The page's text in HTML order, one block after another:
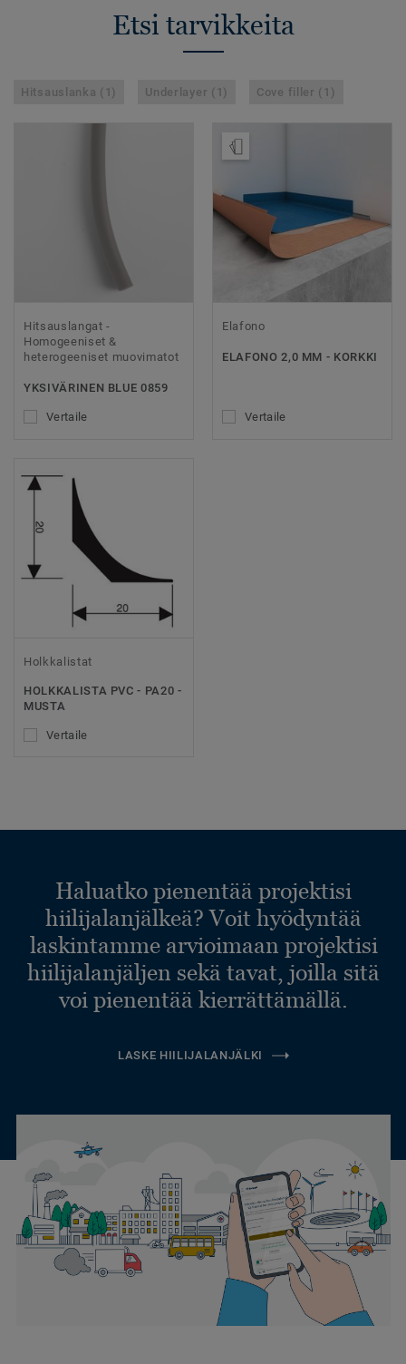
Etsi tarvikkeita
Hitsauslanka (1) Underlayer (1) Cove filler (1)
Hitsauslangat -
Homogeeniset &
heterogeeniset muovimatot
YKSIVÄRINEN BLUE 0859
Vertaile
Elafono
ELAFONO 2,0 MM - KORKKI
Vertaile
Holkkalistat
HOLKKALISTA PVC - PA20 -
MUSTA
Vertaile
Haluatko pienentää projektisi
hiilijalanjälkeä? Voit hyödyntää
laskintamme arvioimaan projektisi
hiilijalanjäljen sekä tavat, joilla sitä
voi pienentää kierrättämällä.
LASKE HIILIJALANJÄLKI